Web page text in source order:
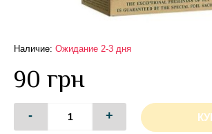
Наличие: Ожидание 2-3 дня
90 грн
- +